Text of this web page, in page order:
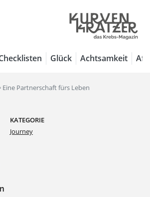
Glück Achtsamkeit
Eine Partnerschaft fürs Leben
KATEGORIE
Journey